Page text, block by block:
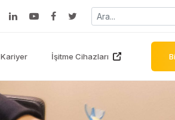
Kariyer İşitme Cihazları